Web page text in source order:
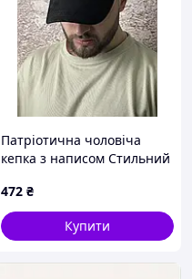
Патріотична чоловіча
кепка з написом Стильний
принтом зручна модель
time2813IJK
472 ₴
Купити